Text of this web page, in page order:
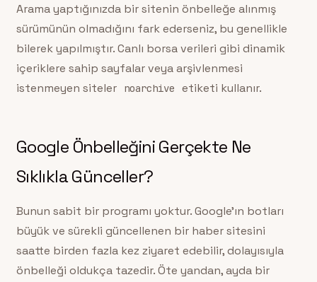
Arama yaptığınızda bir sitenin önbelleğe alınmış
sürümünün olmadığını fark ederseniz, bu genellikle
bilerek yapılmıştır. Canlı borsa verileri gibi dinamik
içeriklere sahip sayfalar veya arşivlenmesi
istenmeyen siteler
noarchive etiketi kullanır.
Google Önbelleğini Gerçekte Ne
Sıklıkla Günceller?
Bunun sabit bir programı yoktur. Google’ın botları
büyük ve sürekli güncellenen bir haber sitesini
saatte birden fazla kez ziyaret edebilir, dolayısıyla
önbelleği oldukça tazedir. Öte yandan, ayda bir